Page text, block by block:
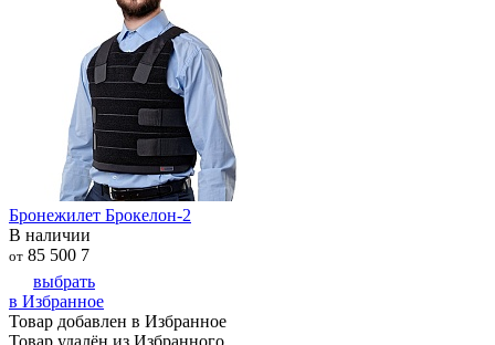
Бронежилет Брокелон-2
В наличии
от 85 500 7
выбрать
в Избранное
Товар добавлен в Избранное